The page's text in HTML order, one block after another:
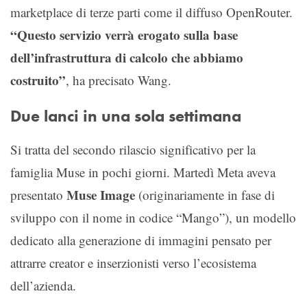
marketplace di terze parti come il diffuso OpenRouter.
“Questo servizio verrà erogato sulla base
dell’infrastruttura di calcolo che abbiamo
costruito”, ha precisato Wang.
Due lanci in una sola settimana
Si tratta del secondo rilascio significativo per la
famiglia Muse in pochi giorni. Martedì Meta aveva
presentato Muse Image (originariamente in fase di
sviluppo con il nome in codice “Mango”), un modello
dedicato alla generazione di immagini pensato per
attrarre creator e inserzionisti verso l’ecosistema
dell’azienda.